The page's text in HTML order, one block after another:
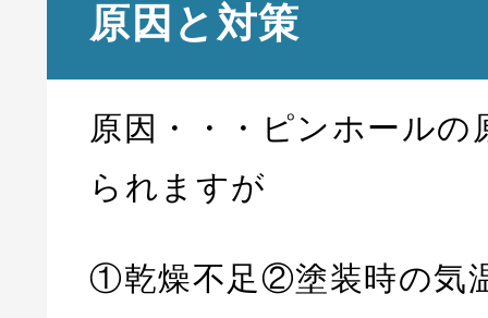
原因と対策
原因・・・ピンホールの
られますが
①乾燥不足②塗装時の気